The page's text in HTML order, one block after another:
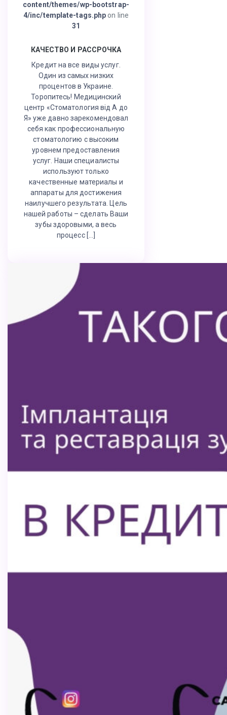
content/themes/wp-bootstrap-
4/inc/template-tags.php on line
31
КАЧЕСТВО И РАССРОЧКА
Кредит на все виды услуг.
Один из самых низких
процентов в Украине.
Торопитесь! Медицинский
центр «Стоматология від А до
Я» уже давно зарекомендовал
себя как профессиональную
стоматологию с высоким
уровнем предоставления
услуг. Наши специалисты
используют только
качественные материалы и
аппараты для достижения
наилучшего результата. Цель
нашей работы – сделать Ваши
зубы здоровыми, а весь
процесс […]